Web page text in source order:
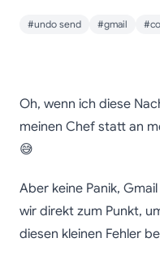
#undo send #gmail
So
in Gmail
Oh, wenn ich diese
meinen Chef statt an
😅
Aber keine Panik,
wir direkt zum Punkt,
diesen kleinen Fehler